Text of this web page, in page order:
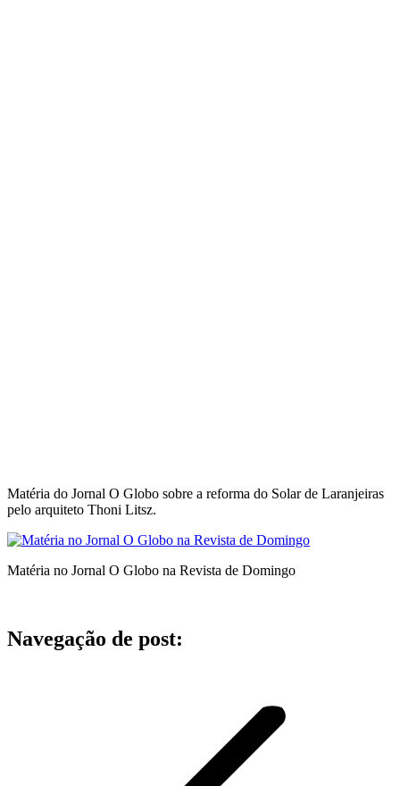
Matéria do Jornal O Globo sobre a reforma do Solar de Laranjeiras
pelo arquiteto Thoni Litsz.
Matéria no Jornal O Globo na Revista de Domingo
Navegação de post: